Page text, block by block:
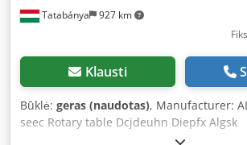
Tatabánya 927 km
Klausti
Būklė: geras (naudotas), Manufacturer:
seec Rotary table Dcjdeuhn Diepfx Algsk